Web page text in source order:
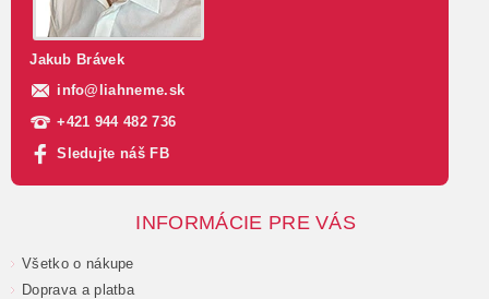
Jakub Brávek
info@ liahneme.sk
+421 944 482 736
Sledujte náš FB
INFORMÁCIE PRE VÁS
Všetko o nákupe
Doprava a platba